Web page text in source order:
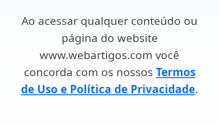
Ao acessar qualquer conteúdo ou
página do website
www.webartigos.com você
concorda com os nossos Termos
de Uso e Política de Privacidade.